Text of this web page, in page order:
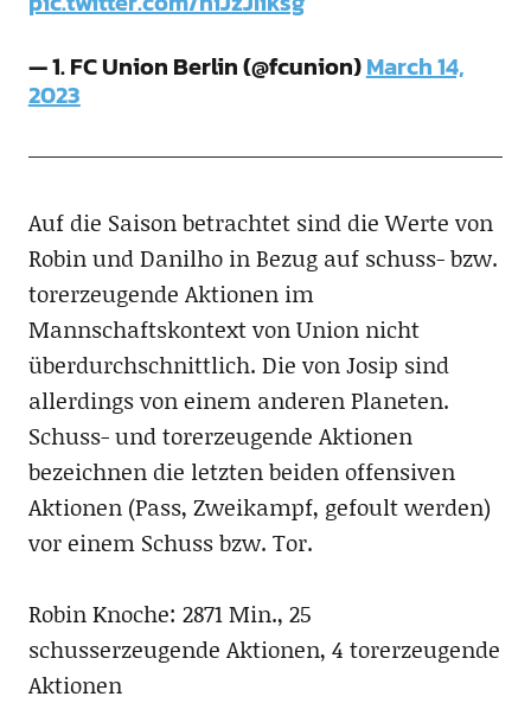
— 1. FC Union Berlin (@fcunion)March 14,
2023
Auf die Saison betrachtet sind die Werte von
Robin und Danilho in Bezug auf schuss- bzw.
torerzeugende Aktionen im
Mannschaftskontext von Union nicht
überdurchschnittlich. Die von Josip sind
allerdings von einem anderen Planeten.
Schuss- und torerzeugende Aktionen
bezeichnen die letzten beiden offensiven
Aktionen (Pass, Zweikampf, gefoult werden)
vor einem Schuss bzw. Tor.
Robin Knoche: 2871 Min., 25
schusserzeugende Aktionen, 4 torerzeugende
Aktionen